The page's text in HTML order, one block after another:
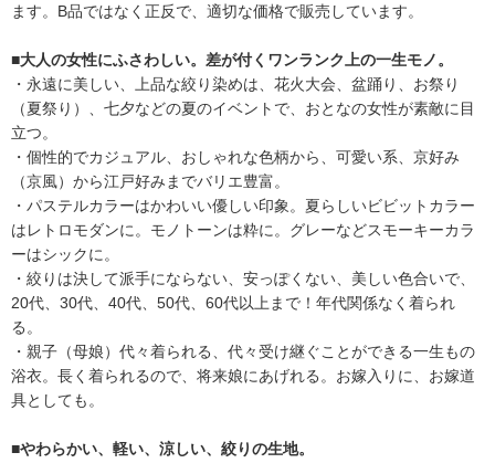
ます。B品ではなく正反で、適切な価格で販売しています。
■大人の女性にふさわしい。差が付くワンランク上の一生モノ。
・永遠に美しい、上品な絞り染めは、花火大会、盆踊り、お祭り
（夏祭り）、七夕などの夏のイベントで、おとなの女性が素敵に目
立つ。
・個性的でカジュアル、おしゃれな色柄から、可愛い系、京好み
（京風）から江戸好みまでバリエ豊富。
・パステルカラーはかわいい優しい印象。夏らしいビビットカラー
はレトロモダンに。モノトーンは粋に。グレーなどスモーキーカラ
ーはシックに。
・絞りは決して派手にならない、安っぽくない、美しい色合いで、
20代、30代、40代、50代、60代以上まで！年代関係なく着られ
る。
・親子（母娘）代々着られる、代々受け継ぐことができる一生もの
浴衣。長く着られるので、将来娘にあげれる。お嫁入りに、お嫁道
具としても。
■やわらかい、軽い、涼しい、絞りの生地。